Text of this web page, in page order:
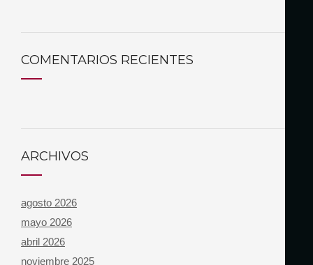
COMENTARIOS RECIENTES
ARCHIVOS
agosto 2026
mayo 2026
abril 2026
noviembre 2025